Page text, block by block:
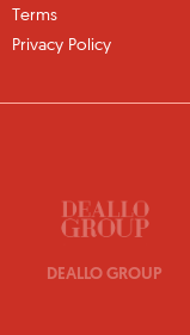
Terms
Privacy Policy
DEALLO GROUP